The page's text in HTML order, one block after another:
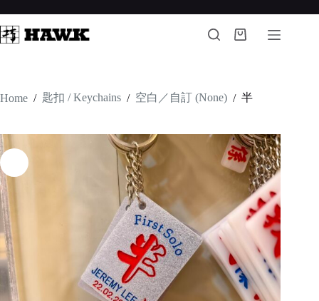
to
content
Shopping
Home / 匙扣 / Keychains / 空白／自訂 (None) / 半